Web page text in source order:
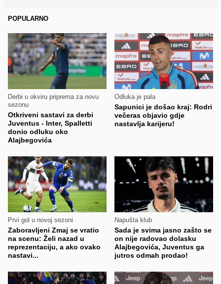
POPULARNO
Derbi u okviru priprema za novu
sezonu
Otkriveni sastavi za derbi
Juventus - Inter, Spalletti
donio odluku oko
Alajbegovića
Odluka je pala
Sapunici je došao kraj: Rodri
večeras objavio gdje
nastavlja karijeru!
Prvi gol u novoj sezoni
Zaboravljeni Zmaj se vratio
na scenu: Želi nazad u
reprezentaciju, a ako ovako
nastavi...
Napušta klub
Sada je svima jasno zašto se
on nije radovao dolasku
Alajbegovića, Juventus ga
jutros odmah prodao!